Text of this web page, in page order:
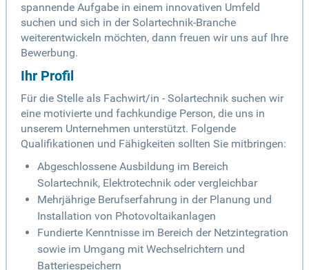
spannende Aufgabe in einem innovativen Umfeld
suchen und sich in der Solartechnik-Branche
weiterentwickeln möchten, dann freuen wir uns auf Ihre
Bewerbung.
Ihr Profil
Für die Stelle als Fachwirt/in - Solartechnik suchen wir
eine motivierte und fachkundige Person, die uns in
unserem Unternehmen unterstützt. Folgende
Qualifikationen und Fähigkeiten sollten Sie mitbringen:
Abgeschlossene Ausbildung im Bereich
Solartechnik, Elektrotechnik oder vergleichbar
Mehrjährige Berufserfahrung in der Planung und
Installation von Photovoltaikanlagen
Fundierte Kenntnisse im Bereich der Netzintegration
sowie im Umgang mit Wechselrichtern und
Batteriespeichern